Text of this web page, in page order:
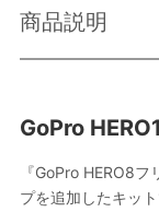
商品説明
GoPro
『GoPro HERO8
プを追加したキッ